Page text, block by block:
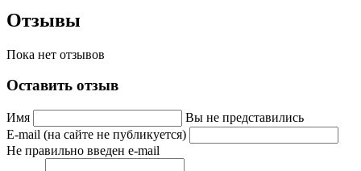
Отзывы
Пока нет отзывов
Оставить отзыв
Имя
Вы не представились
E-mail (на сайте не публикуется)
Не правильно введен e-mail